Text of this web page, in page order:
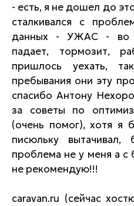
- есть, я не дошел до
сталкивался с
данных - УЖАС - во
падает, тормозит,
пришлось уехать,
пребывания они эту
спасибо Антону
за советы по
(очень помог), хотя я
писюльку вытачивал,
проблема не у меня а с
не рекомендую!!!
caravan.ru (сейчас